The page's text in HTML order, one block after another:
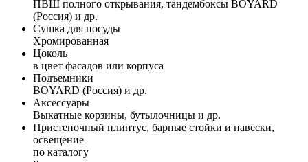
ПВШ полного открывания, тандембоксы BOYARD
(Россия) и др.
Сушка для посуды
Хромированная
Цоколь
в цвет фасадов или корпуса
Подъемники
BOYARD (Россия) и др.
Аксессуары
Выкатные корзины, бутылочницы и др.
Пристеночный плинтус, барные стойки и навески,
освещение
по каталогу